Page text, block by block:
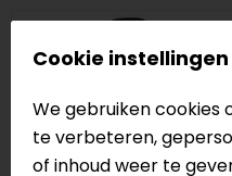
Cookie instellingen
We gebruiken cookies
te verbeteren,
of inhoud weer te